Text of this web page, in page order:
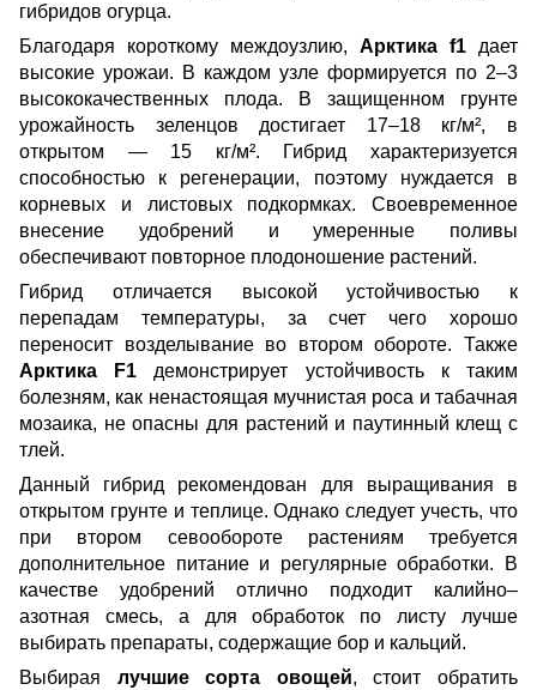
гибридов огурца.
Благодаря короткому междоузлию, Арктика f1 дает
высокие урожаи. В каждом узле формируется по 2–3
высококачественных плода. В защищенном грунте
урожайность зеленцов достигает 17–18 кг/м², в
открытом — 15 кг/м². Гибрид характеризуется
способностью к регенерации, поэтому нуждается в
корневых и листовых подкормках. Своевременное
внесение удобрений и умеренные поливы
обеспечивают повторное плодоношение растений.
Гибрид отличается высокой устойчивостью к
перепадам температуры, за счет чего хорошо
переносит возделывание во втором обороте. Также
Арктика F1 демонстрирует устойчивость к таким
болезням, как ненастоящая мучнистая роса и табачная
мозаика, не опасны для растений и паутинный клещ с
тлей.
Данный гибрид рекомендован для выращивания в
открытом грунте и теплице. Однако следует учесть, что
при втором севообороте растениям требуется
дополнительное питание и регулярные обработки. В
качестве удобрений отлично подходит калийно–
азотная смесь, а для обработок по листу лучше
выбирать препараты, содержащие бор и кальций.
Выбирая лучшие сорта овощей, стоит обратить